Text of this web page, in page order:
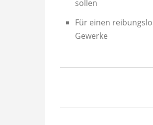
sollen
Für einen
Gewerke